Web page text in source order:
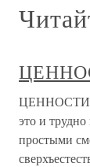
ЦЕННОСТИ
это и
простыми